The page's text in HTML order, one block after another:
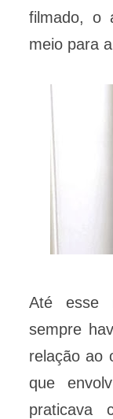
filmado, o
meio para
Até esse
sempre
relação ao
que
praticava